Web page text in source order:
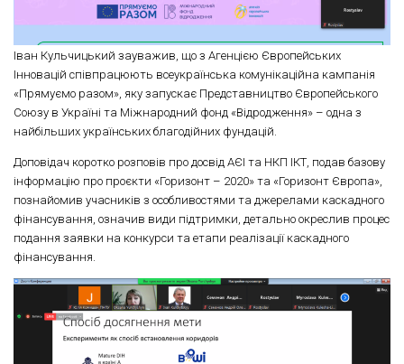
Іван Кульчицький зауважив, що з Агенцією Європейських
Інновацій співпрацюють всеукраїнська комунікаційна кампанія
«Прямуємо разом», яку запускає Представництво Європейського
Союзу в Україні та Міжнародний фонд «Відродження» – одна з
найбільших українських благодійних фундацій.
Доповідач коротко розповів про досвід АЄІ та НКП ІКТ, подав базову
інформацію про проєкти «Горизонт – 2020» та «Горизонт Європа»,
познайомив учасників з особливостями та джерелами каскадного
фінансування, означив види підтримки, детально окреслив процес
подання заявки на конкурси та етапи реалізації каскадного
фінансування.